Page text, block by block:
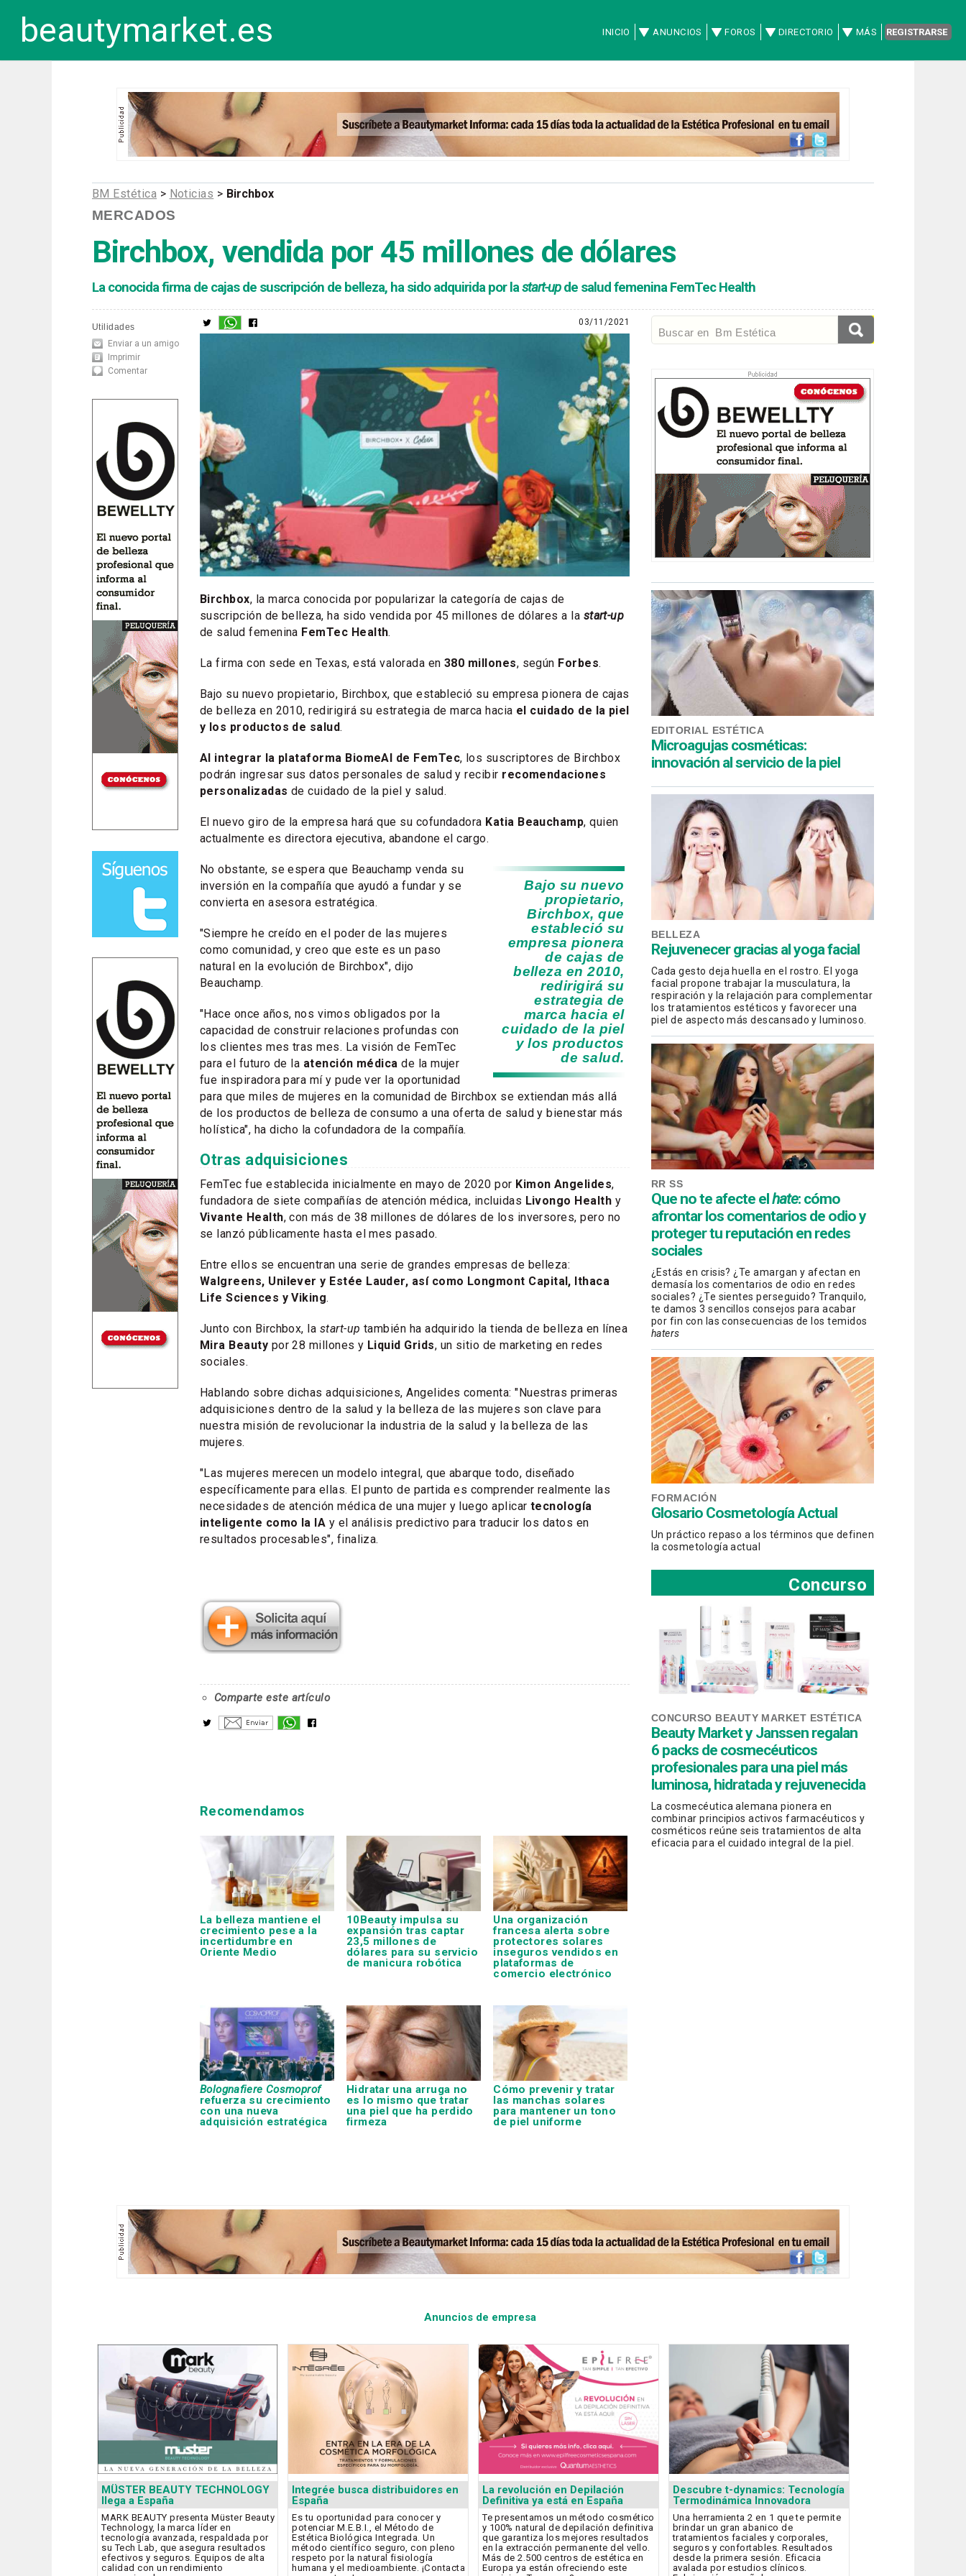
beautymarket.es INICIO ANUNCIOS FOROS DIRECTORIO MÁS REGISTRARSE
BM Estética > Noticias > Birchbox
MERCADOS
Birchbox, vendida por 45 millones de dólares
La conocida firma de cajas de suscripción de belleza, ha sido adquirida por lastart-upde salud femenina FemTec Health
Utilidades
Enviar a un amigo
Imprimir
Comentar
EDITORIAL ESTÉTICA
Microagujas cosméticas:
innovación al servicio de la piel
BELLEZA
Rejuvenecer gracias al yoga facial
Cada gesto deja huella en el rostro. El yoga
facial propone trabajar la musculatura, la
respiración y la relajación para complementar
los tratamientos estéticos y favorecer una
piel de aspecto más descansado y luminoso.
RR SS
Que no te afecte el hate: cómo
afrontar los comentarios de odio y
proteger tu reputación en redes
sociales
¿Estás en crisis? ¿Te amargan y afectan en
demasía los comentarios de odio en redes
sociales? ¿Te sientes perseguido? Tranquilo,
te damos 3 sencillos consejos para acabar
por fin con las consecuencias de los temidos
haters
FORMACIÓN
Glosario Cosmetología Actual
Un práctico repaso a los términos que definen
la cosmetología actual
Concurso
CONCURSO BEAUTY MARKET ESTÉTICA
Beauty Market y Janssen regalan
6 packs de cosmecéuticos
profesionales para una piel más
luminosa, hidratada y rejuvenecida
La cosmecéutica alemana pionera en
combinar principios activos farmacéuticos y
cosméticos reúne seis tratamientos de alta
eficacia para el cuidado integral de la piel.
03/11/2021
Birchbox, la marca conocida por popularizar la categoría de cajas de
suscripción de belleza, ha sido vendida por 45 millones de dólares a la start-up
de salud femenina FemTec Health.
La firma con sede en Texas, está valorada en 380 millones, según Forbes.
Bajo su nuevo propietario, Birchbox, que estableció su empresa pionera de cajas
de belleza en 2010, redirigirá su estrategia de marca hacia el cuidado de la piel
y los productos de salud.
Al integrar la plataforma BiomeAI de FemTec, los suscriptores de Birchbox
podrán ingresar sus datos personales de salud y recibir recomendaciones
personalizadas de cuidado de la piel y salud.
El nuevo giro de la empresa hará que su cofundadora Katia Beauchamp, quien
actualmente es directora ejecutiva, abandone el cargo.
Bajo su nuevo
propietario,
Birchbox, que
estableció su
empresa pionera
de cajas de
belleza en 2010,
redirigirá su
estrategia de
marca hacia el
cuidado de la piel
y los productos
de salud.
No obstante, se espera que Beauchamp venda su
inversión en la compañía que ayudó a fundar y se
convierta en asesora estratégica.
"Siempre he creído en el poder de las mujeres
como comunidad, y creo que este es un paso
natural en la evolución de Birchbox", dijo
Beauchamp.
"Hace once años, nos vimos obligados por la
capacidad de construir relaciones profundas con
los clientes mes tras mes. La visión de FemTec
para el futuro de la atención médica de la mujer
fue inspiradora para mí y pude ver la oportunidad
para que miles de mujeres en la comunidad de Birchbox se extiendan más allá
de los productos de belleza de consumo a una oferta de salud y bienestar más
holística", ha dicho la cofundadora de la compañía.
Otras adquisiciones
FemTec fue establecida inicialmente en mayo de 2020 por Kimon Angelides,
fundadora de siete compañías de atención médica, incluidas Livongo Health y
Vivante Health, con más de 38 millones de dólares de los inversores, pero no
se lanzó públicamente hasta el mes pasado.
Entre ellos se encuentran una serie de grandes empresas de belleza:
Walgreens, Unilever y Estée Lauder, así como Longmont Capital, Ithaca
Life Sciences y Viking.
Junto con Birchbox, la start-up también ha adquirido la tienda de belleza en línea
Mira Beauty por 28 millones y Liquid Grids, un sitio de marketing en redes
sociales.
Hablando sobre dichas adquisiciones, Angelides comenta: "Nuestras primeras
adquisiciones dentro de la salud y la belleza de las mujeres son clave para
nuestra misión de revolucionar la industria de la salud y la belleza de las
mujeres.
"Las mujeres merecen un modelo integral, que abarque todo, diseñado
específicamente para ellas. El punto de partida es comprender realmente las
necesidades de atención médica de una mujer y luego aplicartecnología
inteligente como la IA y el análisis predictivo para traducir los datos en
resultados procesables", finaliza.
Comparte este artículo
Recomendamos
La belleza mantiene el
crecimiento pese a la
incertidumbre en
Oriente Medio
10Beauty impulsa su
expansión tras captar
23,5 millones de
dólares para su servicio
de manicura robótica
Una organización
francesa alerta sobre
protectores solares
inseguros vendidos en
plataformas de
comercio electrónico
Bolognafiere Cosmoprof
refuerza su crecimiento
con una nueva
adquisición estratégica
Hidratar una arruga no
es lo mismo que tratar
una piel que ha perdido
firmeza
Cómo prevenir y tratar
las manchas solares
para mantener un tono
de piel uniforme
Anuncios de empresa
MÜSTER BEAUTY TECHNOLOGY
llega a España
MARK BEAUTY presenta Müster Beauty
Technology, la marca líder en
tecnología avanzada, respaldada por
su Tech Lab, que asegura resultados
efectivos y seguros. Equipos de alta
calidad con un rendimiento
Integrée busca distribuidores en
España
Es tu oportunidad para conocer y
potenciar M.E.B.I., el Método de
Estética Biológica Integrada. Un
método científico seguro, con pleno
respeto por la natural fisiología
humana y el medioambiente. ¡Contacta
La revolución en Depilación
Definitiva ya está en España
Te presentamos un método cosmético
y 100% natural de depilación definitiva
que garantiza los mejores resultados
en la extracción permanente del vello.
Más de 2.500 centros de estética en
Europa ya están ofreciendo este
Descubre t-dynamics: Tecnología
Termodinámica Innovadora
Una herramienta 2 en 1 que te permite
brindar un gran abanico de
tratamientos faciales y corporales,
seguros y confortables. Resultados
desde la primera sesión. Eficacia
avalada por estudios clínicos.